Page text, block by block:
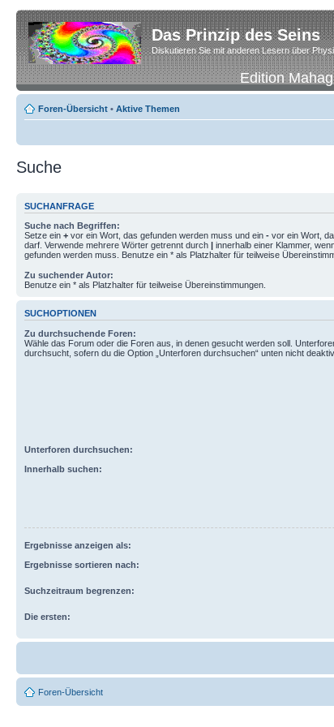
Das Prinzip des Seins
Diskutieren Sie mit anderen Lesern über
Edition
Foren-Übersicht • Aktive Themen
Suche
SUCHANFRAGE
Suche nach Begriffen:
Setze ein + vor ein Wort, das gefunden werden muss und ein - vor ein Wort,
darf. Verwende mehrere Wörter getrennt durch | innerhalb einer Klammer,
gefunden werden muss. Benutze ein * als Platzhalter für teilweise
Zu suchender Autor:
Benutze ein * als Platzhalter für teilweise Übereinstimmungen.
SUCHOPTIONEN
Zu durchsuchende Foren:
Wähle das Forum oder die Foren aus, in denen gesucht werden soll.
durchsucht, sofern du die Option „Unterforen durchsuchen“ unten nicht
Unterforen durchsuchen:
Innerhalb suchen:
Ergebnisse anzeigen als:
Ergebnisse sortieren nach:
Suchzeitraum begrenzen:
Die ersten:
Foren-Übersicht